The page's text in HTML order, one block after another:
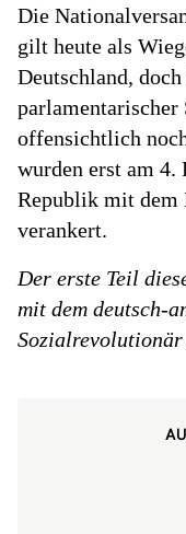
Die
gilt heute als
Deutschland,
parlamentarischer
offensichtlich
wurden erst am 4.
Republik mit dem
verankert.
Der erste Teil
mit dem deutsch-
Sozialrevolutionär